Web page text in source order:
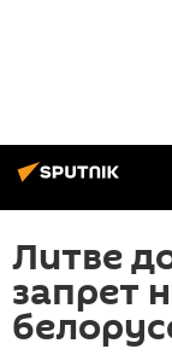
Литве
запрет